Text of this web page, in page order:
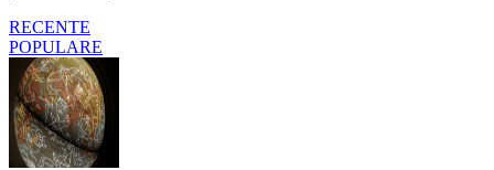
RECENTE
POPULARE